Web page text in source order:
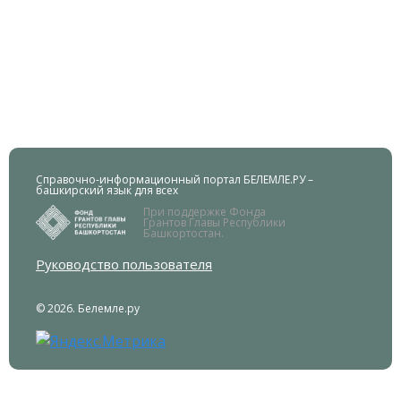
Справочно-информационный портал БЕЛЕМЛЕ.РУ –
башкирский язык для всех
При поддержке Фонда
Грантов Главы Республики
Башкортостан.
Руководство пользователя
© 2026. Белемле.ру